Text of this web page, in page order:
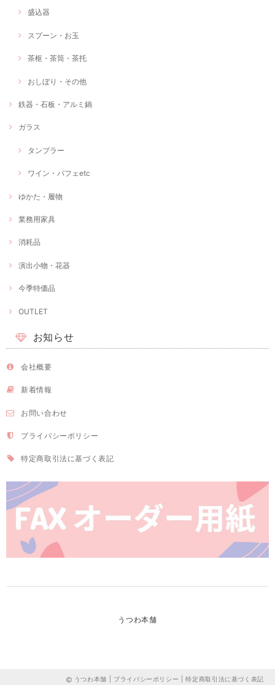
盛込器
スプーン・お玉
茶枢・茶筒・茶托
おしぼり・その他
鉄器・石板・アルミ鍋
ガラス
タンブラー
ワイン・パフェetc
ゆかた・履物
業務用家具
消耗品
演出小物・花器
今季特価品
OUTLET
お知らせ
会社概要
新着情報
お問い合わせ
プライバシーポリシー
特定商取引法に基づく表記
うつわ本舗
うつわ本舗 | プライバシーポリシー |特定商取引法に基づく表記